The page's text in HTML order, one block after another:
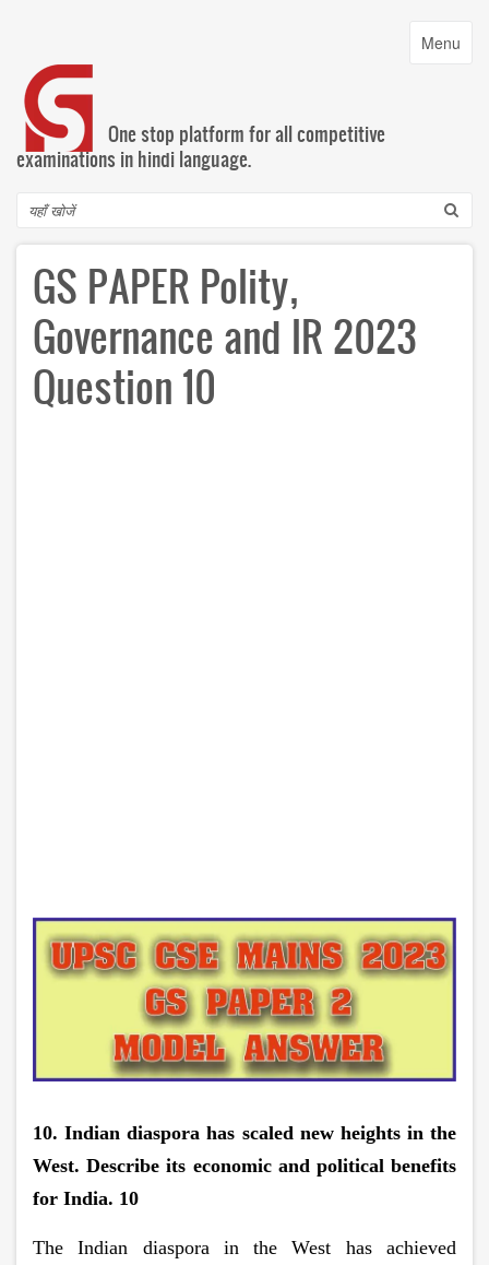
content
Toggle
Menu
One stop platform for all competitive
examinations in hindi language.
Search
GS PAPER Polity,
Governance and IR 2023
Question 10
10. Indian diaspora has scaled new heights in the
West. Describe its economic and political benefits
for India. 10
The Indian diaspora in the West has achieved